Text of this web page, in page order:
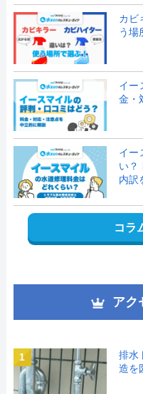
カビ
う場
イー
金・
イー
い？
内訳
コラ
アク
1
排水
造を